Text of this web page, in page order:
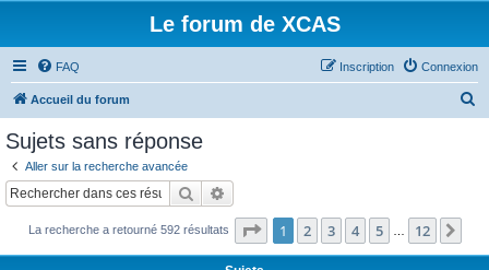
Le forum de XCAS
FAQ Connexion
Inscription
Accueil du forum
c
Sujets sans réponse
Aller sur la recherche avancée
Rechercher
La recherche a retourné 592 résultats Page 1sur12
1 2 3 4 5 12